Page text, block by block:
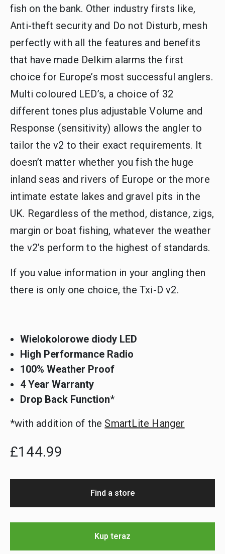
fish on the bank. Other industry firsts like,
Anti-theft security and Do not Disturb, mesh
perfectly with all the features and benefits
that have made Delkim alarms the first
choice for Europe’s most successful anglers.
Multi coloured LED’s, a choice of 32
different tones plus adjustable Volume and
Response (sensitivity) allows the angler to
tailor the v2 to their exact requirements. It
doesn’t matter whether you fish the huge
inland seas and rivers of Europe or the more
intimate estate lakes and gravel pits in the
UK. Regardless of the method, distance, zigs,
margin or boat fishing, whatever the weather
the v2’s perform to the highest of standards.
If you value information in your angling then
there is only one choice, the Txi-D v2.
Wielokolorowe diody LED
High Performance Radio
100% Weather Proof
4 Year Warranty
Drop Back Function*
*with addition of the SmartLite Hanger
£144.99
Find a store
Kup teraz